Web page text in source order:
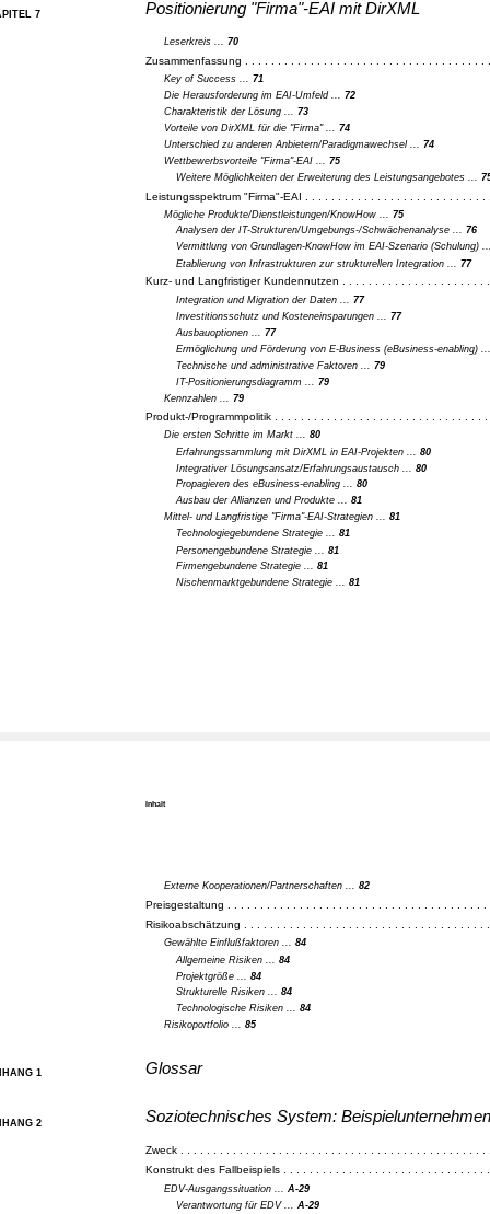
7 Positionierung "Firma"-EAI mit DirXML
Leserkreis ...70
Zusammenfassung . . . . . . . . . . . . . . . . . . . . . . . . . . . . . . . . . . . . .
Key of Success ...71
Die Herausforderung im EAI-Umfeld ...72
Charakteristik der Lösung ...73
Vorteile von DirXML für die "Firma" ...74
Unterschied zu anderen Anbietern/Paradigmawechsel ...74
Wettbewerbsvorteile "Firma"-EAI ...75
Weitere Möglichkeiten der Erweiterung des Leistungsangebotes ...
Leistungsspektrum "Firma"-EAI . . . . . . . . . . . . . . . . . . . . . . . . . . .
Mögliche Produkte/Dienstleistungen/KnowHow ...75
Analysen der IT-Strukturen/Umgebungs-/Schwächenanalyse ... 76
Vermittlung von Grundlagen-KnowHow im EAI-Szenario (Schulung)
Etablierung von Infrastrukturen zur strukturellen Integration ... 77
Kurz- und Langfristiger Kundennutzen . . . . . . . . . . . . . . . . . . . . . .
Integration und Migration der Daten ... 77
Investitionsschutz und Kosteneinsparungen ... 77
Ausbauoptionen ... 77
Ermöglichung und Förderung von E-Business (eBusiness-enabling)
Technische und administrative Faktoren ... 79
IT-Positionierungsdiagramm ... 79
Kennzahlen ...79
Produkt-/Programmpolitik . . . . . . . . . . . . . . . . . . . . . . . . . . . . . . . .
Die ersten Schritte im Markt ...80
Erfahrungssammlung mit DirXML in EAI-Projekten ... 80
Integrativer Lösungsansatz/Erfahrungsaustausch ... 80
Propagieren des eBusiness-enabling ... 80
Ausbau der Allianzen und Produkte ... 81
Mittel- und Langfristige "Firma"-EAI-Strategien ...81
Technologiegebundene Strategie ... 81
Personengebundene Strategie ... 81
Firmengebundene Strategie ... 81
Nischenmarktgebundene Strategie ... 81
Inhalt
Externe Kooperationen/Partnerschaften ...82
Preisgestaltung . . . . . . . . . . . . . . . . . . . . . . . . . . . . . . . . . . . . . . .
Risikoabschätzung . . . . . . . . . . . . . . . . . . . . . . . . . . . . . . . . . . . . .
Gewählte Einflußfaktoren ...84
Allgemeine Risiken ... 84
Projektgröße ... 84
Strukturelle Risiken ... 84
Technologische Risiken ... 84
Risikoportfolio ...85
1 Glossar
2 Soziotechnisches System:
Zweck . . . . . . . . . . . . . . . . . . . . . . . . . . . . . . . . . . . . . . . . . . . . . .
Konstrukt des Fallbeispiels . . . . . . . . . . . . . . . . . . . . . . . . . . . . . . .
EDV-Ausgangssituation ...A-29
Verantwortung für EDV ... A-29